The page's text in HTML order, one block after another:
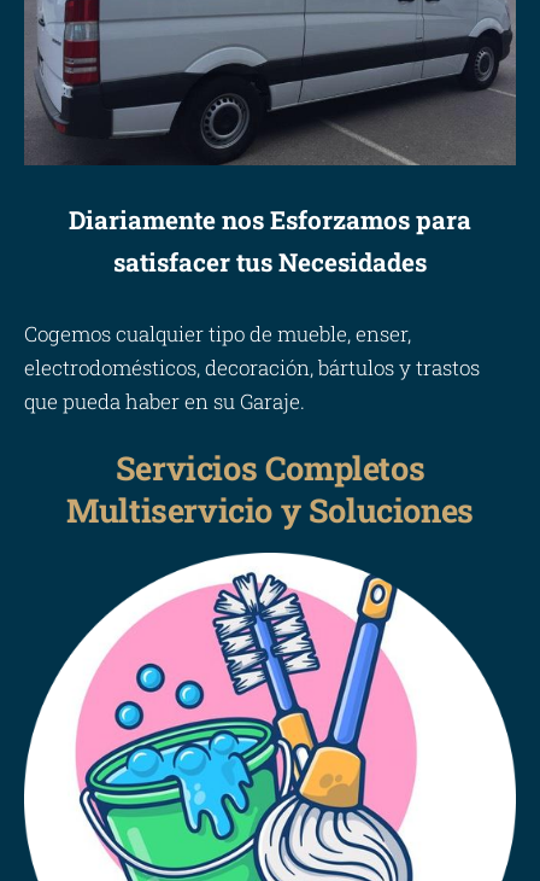
Diariamente nos Esforzamos para
satisfacer tus Necesidades
Cogemos cualquier tipo de mueble, enser,
electrodomésticos, decoración, bártulos y trastos
que pueda haber en su Garaje.
Servicios Completos
Multiservicio y Soluciones